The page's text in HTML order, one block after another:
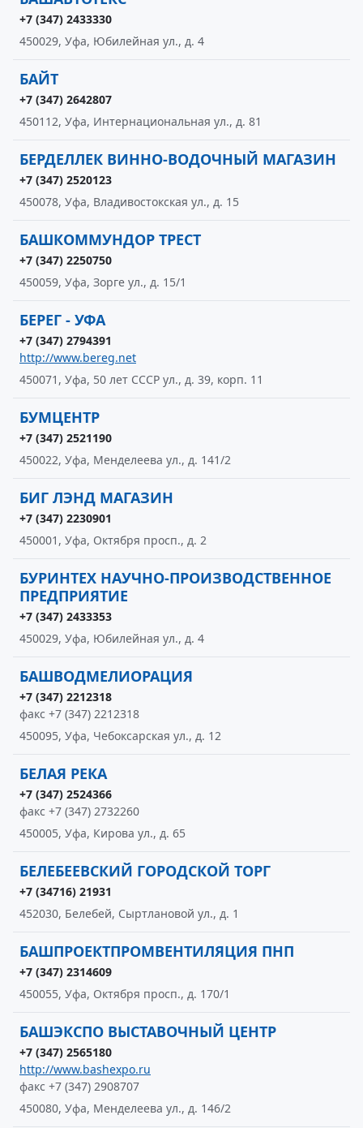
+7 (347) 2433330
450029, Уфа, Юбилейная ул., д. 4
БАЙТ
+7 (347) 2642807
450112, Уфа, Интернациональная ул., д. 81
БЕРДЕЛЛЕК ВИННО-ВОДОЧНЫЙ МАГАЗИН
+7 (347) 2520123
450078, Уфа, Владивостокская ул., д. 15
БАШКОММУНДОР ТРЕСТ
+7 (347) 2250750
450059, Уфа, Зорге ул., д. 15/1
БЕРЕГ - УФА
+7 (347) 2794391
http://www.bereg.net
450071, Уфа, 50 лет СССР ул., д. 39, корп. 11
БУМЦЕНТР
+7 (347) 2521190
450022, Уфа, Менделеева ул., д. 141/2
БИГ ЛЭНД МАГАЗИН
+7 (347) 2230901
450001, Уфа, Октября просп., д. 2
БУРИНТЕХ НАУЧНО-ПРОИЗВОДСТВЕННОЕ
ПРЕДПРИЯТИЕ
+7 (347) 2433353
450029, Уфа, Юбилейная ул., д. 4
БАШВОДМЕЛИОРАЦИЯ
+7 (347) 2212318
факс +7 (347) 2212318
450095, Уфа, Чебоксарская ул., д. 12
БЕЛАЯ РЕКА
+7 (347) 2524366
факс +7 (347) 2732260
450005, Уфа, Кирова ул., д. 65
БЕЛЕБЕЕВСКИЙ ГОРОДСКОЙ ТОРГ
+7 (34716) 21931
452030, Белебей, Сыртлановой ул., д. 1
БАШПРОЕКТПРОМВЕНТИЛЯЦИЯ ПНП
+7 (347) 2314609
450055, Уфа, Октября просп., д. 170/1
БАШЭКСПО ВЫСТАВОЧНЫЙ ЦЕНТР
+7 (347) 2565180
http://www.bashexpo.ru
факс +7 (347) 2908707
450080, Уфа, Менделеева ул., д. 146/2